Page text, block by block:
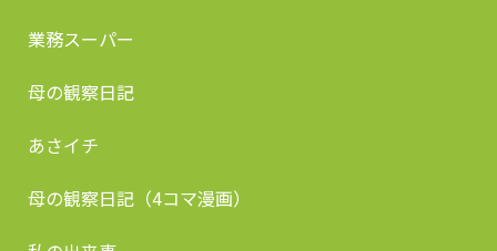
業務スーパー
母の観察日記
あさイチ
母の観察日記（4コマ漫画）